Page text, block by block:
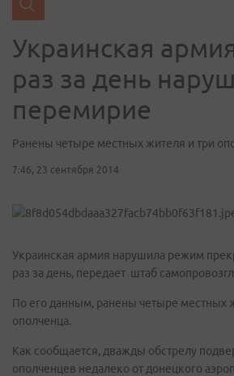
Украинская
раз за день
перемирие
Ранены четыре местных жителя и три
7:46, 23 сентября 2014
Украинская армия нарушила режим
раз за день, передает штаб
По его данным, ранены четыре местных
ополченца.
Как сообщается, дважды обстрелу
ополченцев недалеко от донецкого